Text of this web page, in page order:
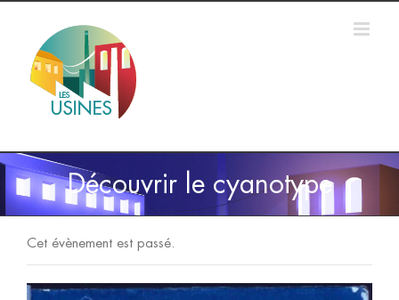
contenu
Découvrir le cyanotype
Cet évènement est passé.